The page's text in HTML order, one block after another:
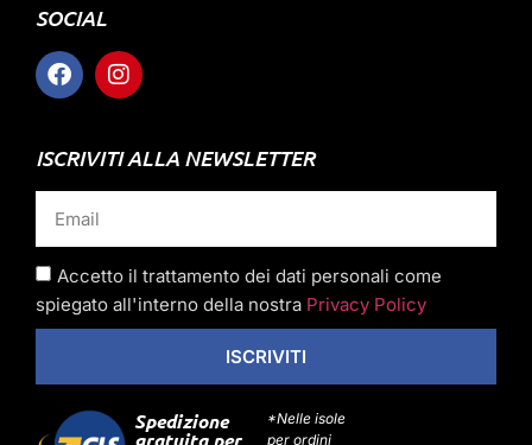
SOCIAL
ISCRIVITI ALLA NEWSLETTER
Accetto il trattamento dei dati personali come
spiegato all'interno della nostra Privacy Policy
ISCRIVITI
Spedizione
gratuita per
*Nelle isole
per ordini